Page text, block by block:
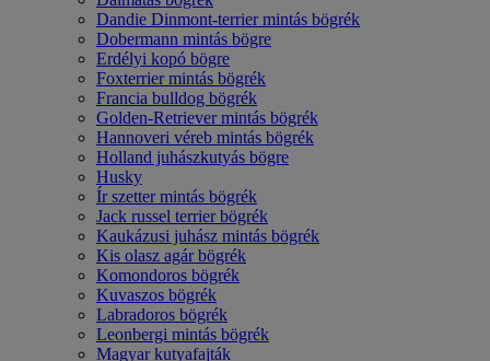
Dandie Dinmont-terrier mintás bögrék
Dobermann mintás bögre
Erdélyi kopó bögre
Foxterrier mintás bögrék
Francia bulldog bögrék
Golden-Retriever mintás bögrék
Hannoveri véreb mintás bögrék
Holland juhászkutyás bögre
Husky
Ír szetter mintás bögrék
Jack russel terrier bögrék
Kaukázusi juhász mintás bögrék
Kis olasz agár bögrék
Komondoros bögrék
Kuvaszos bögrék
Labradoros bögrék
Leonbergi mintás bögrék
Magyar kutyafajták